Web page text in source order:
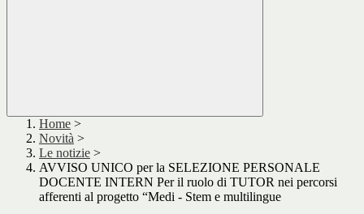
Home >
Novità >
Le notizie >
AVVISO UNICO per la SELEZIONE PERSONALE
DOCENTE INTERN Per il ruolo di TUTOR nei percorsi
afferenti al progetto “Medi - Stem e multilingue